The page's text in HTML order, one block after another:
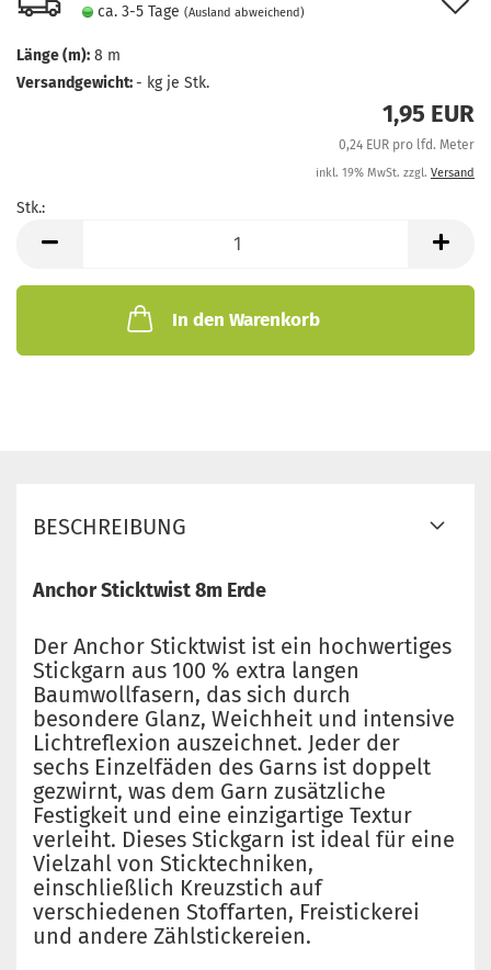
ca. 3-5 Tage (Ausland abweichend)
Länge (m): 8 m
Versandgewicht:- kg je Stk.
1,95 EUR
0,24 EUR pro lfd. Meter
inkl. 19% MwSt. zzgl. Versand
Stk.:
In den Warenkorb
BESCHREIBUNG
Anchor Sticktwist 8m Erde
Der Anchor Sticktwist ist ein hochwertiges
Stickgarn aus 100 % extra langen
Baumwollfasern, das sich durch
besondere Glanz, Weichheit und intensive
Lichtreflexion auszeichnet. Jeder der
sechs Einzelfäden des Garns ist doppelt
gezwirnt, was dem Garn zusätzliche
Festigkeit und eine einzigartige Textur
verleiht. Dieses Stickgarn ist ideal für eine
Vielzahl von Sticktechniken,
einschließlich Kreuzstich auf
verschiedenen Stoffarten, Freistickerei
und andere Zählstickereien.